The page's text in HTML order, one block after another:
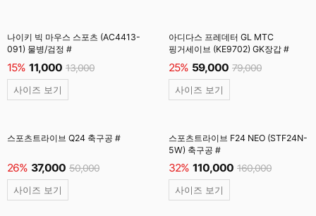
나이키 빅 마우스 스포츠 (AC4413-
091) 물병/검정 #
15% 11,000 13,000
사이즈 보기
아디다스 프레데터 GL MTC
핑거세이브 (KE9702) GK장갑 #
25% 59,000 79,000
사이즈 보기
스포츠트라이브 Q24 축구공 #
26% 37,000 50,000
사이즈 보기
스포츠트라이브 F24 NEO (STF24N-
5W) 축구공 #
32% 110,000 160,000
사이즈 보기